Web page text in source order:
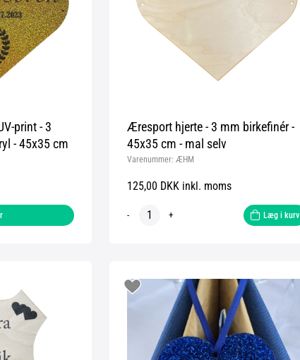
print - 3
- 45x35 cm
Æresport hjerte - 3 mm birkefinér -
45x35 cm - mal selv
Varenummer: ÆHM
125,00 DKK inkl. moms
- + Læg i kurv